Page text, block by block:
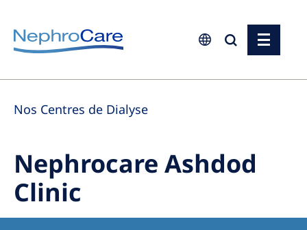
Europe
Czech Republic
Germany
Israel
Nos Centres de Dialyse
Nephrocare Ashdod
Clinic